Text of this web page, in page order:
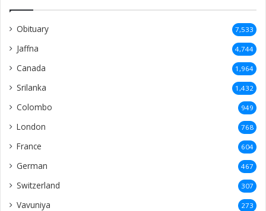
Obituary 7,533
Jaffna 4,744
Canada 1,964
Srilanka 1,432
Colombo 949
London 768
France 604
German 467
Switzerland 307
Vavuniya 273